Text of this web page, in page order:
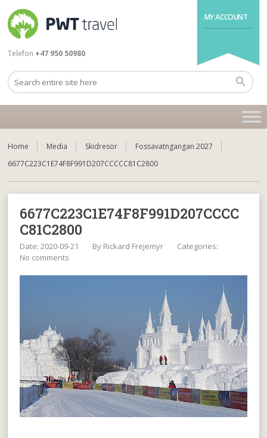
MY ACCOUNT
Telefon +47 950 50980
Home Media Skidresor
Fossavatngangan 2027
6677C223C1E74F8F991D207CCCCC81C2800
6677C223C1E74F8F991D207CCCC
C81C2800
Date: 2020-09-21 By Rickard Frejemyr
Categories:
No comments